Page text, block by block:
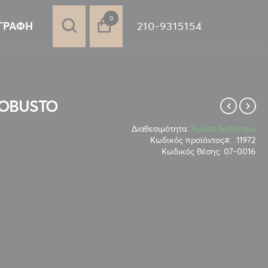
0στοιχεία
210-9315154
Διαθεσιμότητα: Άμεσα διαθέσιμο
Κωδικός προϊόντος
11972
Κωδικός θέσης: 07-0016